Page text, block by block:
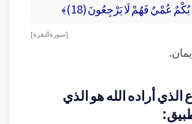
عُمْيٌ فَهُمْ لَا يَرْجِعُونَ (18)﴾
[ سورة البقرة ]
الذي أراده الله هو الذي